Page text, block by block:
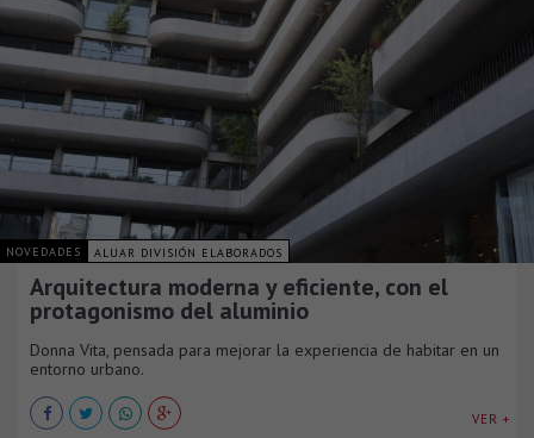
NOVEDADES ALUAR DIVISIÓN ELABORADOS
Arquitectura moderna y eficiente, con el
protagonismo del aluminio
Donna Vita, pensada para mejorar la experiencia de habitar en un
entorno urbano.
VER +